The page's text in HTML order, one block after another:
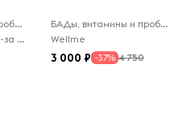
БАДы, витамины и пробиотики
Virelle - доставка из-за рубежа
БАДы, витамины и пробиотики
Wellme
3 000 -37% 4 750